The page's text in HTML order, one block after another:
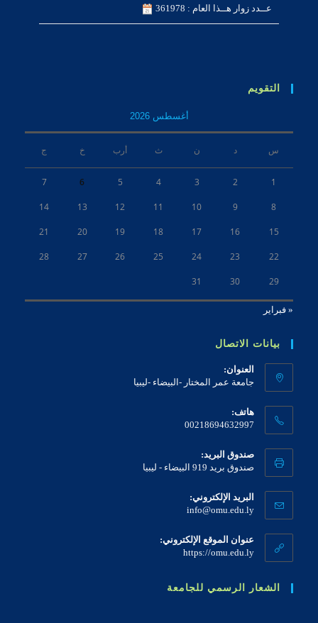
عــدد زوار هــذا العام : 361978
التقويم
أغسطس 2026
س د ن ث أرب خ ج
1
2
3
4
5
6
7
8
9
10
11
12
13
14
15
16
17
18
19
20
21
22
23
24
25
26
27
28
29
30
31
« فبراير
بيانات الاتصال
العنوان:
جامعة عمر المختار -البيضاء -ليبيا
هاتف:
00218694632997
صندوق البريد:
صندوق بريد 919 البيضاء - ليبيا
البريد الإلكتروني:
info@omu.edu.ly
عنوان الموقع الإلكتروني:
https://omu.edu.ly
الشعار الرسمي للجامعة